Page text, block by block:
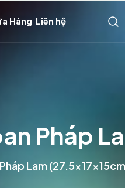
Hàng Liên hệ
Pháp
Lam